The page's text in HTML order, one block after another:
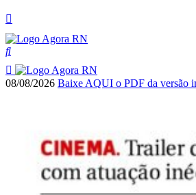
08/08/2026 Baixe AQUI o PDF da versão